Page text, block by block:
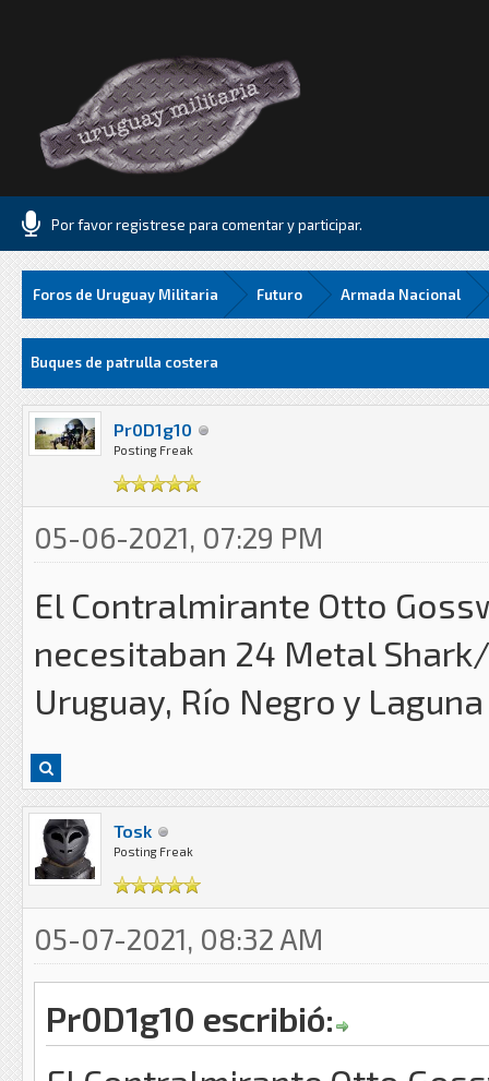
Por favor registrese para comentar y participar.
Foros de Uruguay Militaria Futuro Armada Nacional
Buques de patrulla costera
Pr0D1g10
Posting Freak
05-06-2021, 07:29 PM
El Contralmirante Otto
necesitaban 24 Metal
Uruguay, Río Negro y
Tosk
Posting Freak
05-07-2021, 08:32 AM
Pr0D1g10 escribió: